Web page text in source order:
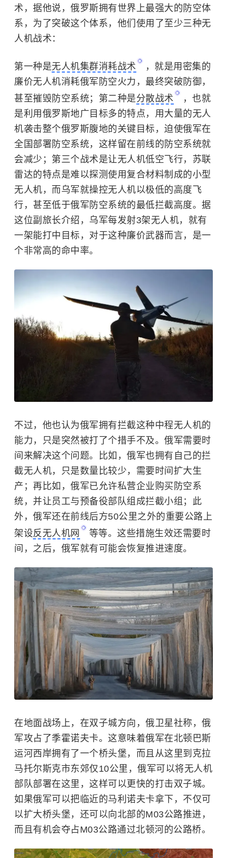
术，据他说，俄罗斯拥有世界上最强大的防空体
系，为了突破这个体系，他们使用了至少三种无
人机战术：
第一种是无人机集群消耗战术
，就是用密集的
廉价无人机消耗俄军防空火力，最终突破防御，
甚至摧毁防空系统；第二种是分散战术
，也就
是利用俄罗斯地广目标多的特点，用大量的无人
机袭击整个俄罗斯腹地的关键目标，迫使俄军在
全国部署防空系统，这样留在前线的防空系统就
会减少；第三个战术是让无人机低空飞行，苏联
雷达的特点是难以探测使用复合材料制成的小型
无人机，而乌军就操控无人机以极低的高度飞
行，甚至低于俄军防空系统的最低拦截高度。据
这位副旅长介绍，乌军每发射3架无人机，就有
一架能打中目标，对于这种廉价武器而言，是一
个非常高的命中率。
不过，他也认为俄军拥有拦截这种中程无人机的
能力，只是突然被打了个措手不及。俄军需要时
间来解决这个问题。比如，俄军也拥有自己的拦
截无人机，只是数量比较少，需要时间扩大生
产；再比如，俄军已允许私营企业购买防空系
统，并让员工与预备役部队组成拦截小组；此
外，俄军还在前线后方50公里之外的重要公路上
架设反无人机网
等等。这些措施生效还需要时
间，之后，俄军就有可能会恢复推进速度。
在地面战场上，在双子城方向，俄卫星社称，俄
军攻占了季霍诺夫卡。这意味着俄军在北顿巴斯
运河西岸拥有了一个桥头堡，而且从这里到克拉
马托尔斯克市东郊仅10公里，俄军可以将无人机
部队部署在这里，这样可以更快的打击双子城。
如果俄军可以把临近的马利诺夫卡拿下，不仅可
以扩大桥头堡，还可以向北部的M03公路推进，
而且有机会夺占M03公路通过北顿河的公路桥。